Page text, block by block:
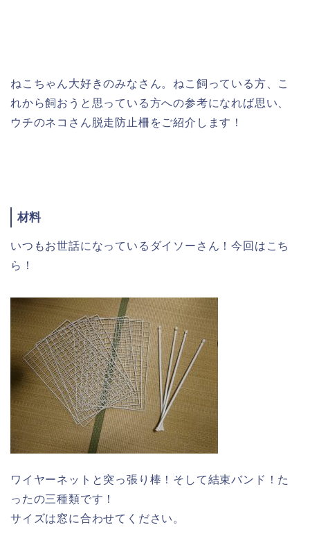
ねこちゃん大好きのみなさん。ねこ飼っている方、こ
れから飼おうと思っている方への参考になれば思い、
ウチのネコさん脱走防止柵をご紹介します！
材料
いつもお世話になっているダイソーさん！今回はこち
ら！
ワイヤーネットと突っ張り棒！そして結束バンド！た
ったの三種類です！
サイズは窓に合わせてください。